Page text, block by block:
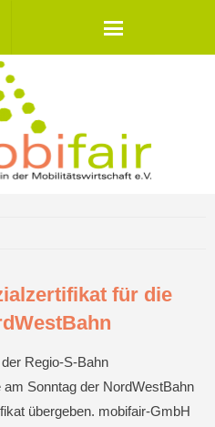
für die
Regio-S-Bahn
Sonntag der NordWestBahn
übergeben. mobifair-GmbH